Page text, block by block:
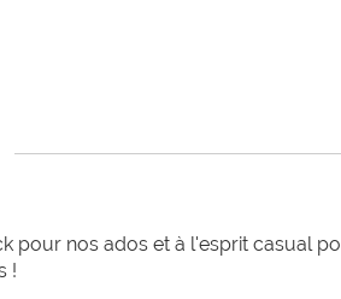
pour nos ados et à l'esprit casual
!